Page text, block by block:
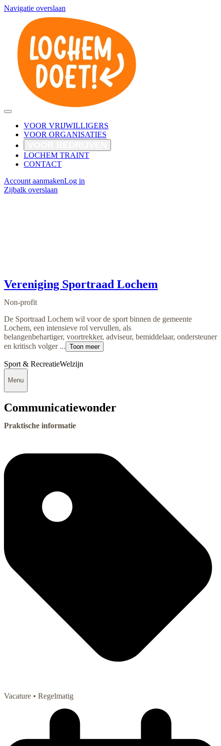
Navigatie overslaan
VOOR VRIJWILLIGERS
VOOR ORGANISATIES
LOCHEM TRAINT
CONTACT
Account aanmakenLog in
Zijbalk overslaan
Vereniging Sportraad Lochem
Non-profit
De Sportraad Lochem wil voor de sport binnen de gemeente
Lochem, een intensieve rol vervullen, als
belangenbehartiger, voortrekker, adviseur, bemiddelaar, ondersteuner
en kritisch volger ... Toon meer
Sport & RecreatieWelzijn
Menu
Communicatiewonder
Praktische informatie
Vacature • Regelmatig